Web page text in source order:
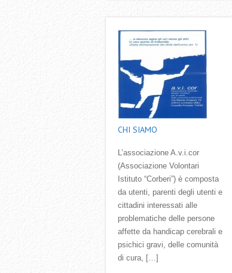
CHI SIAMO
L’associazione A.v.i.cor
(Associazione Volontari
Istituto “Corberi”) è composta
da utenti, parenti degli utenti e
cittadini interessati alle
problematiche delle persone
affette da handicap cerebrali e
psichici gravi, delle comunità
di cura, […]